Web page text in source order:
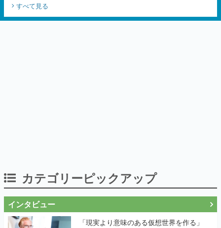
すべて見る
カテゴリーピックアップ
インタビュー
「現実より意味のある仮想世界を作る」